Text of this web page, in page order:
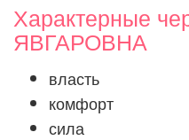
Характерные
ЯВГАРОВНА
власть
комфорт
сила